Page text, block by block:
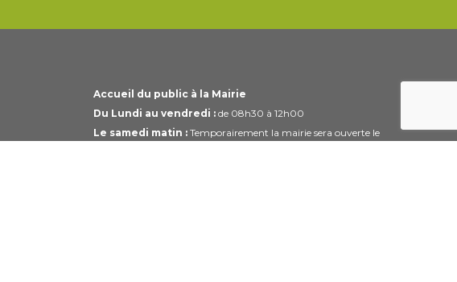
Accueil du public à la Mairie
Du Lundi au vendredi :de 08h30 à 12h00
Le samedi matin :Temporairement la mairie sera ouverte le